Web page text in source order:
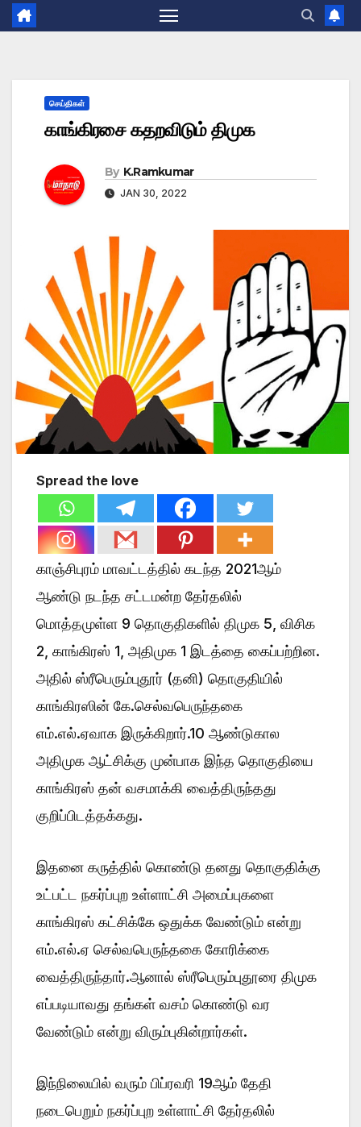
செய்திகள்
காங்கிரசை கதறவிடும் திமுக
By K.Ramkumar
JAN 30, 2022
Spread the love
காஞ்சிபுரம் மாவட்டத்தில் கடந்த 2021ஆம்
ஆண்டு நடந்த சட்டமன்ற தேர்தலில்
மொத்தமுள்ள 9 தொகுதிகளில் திமுக 5, விசிக
2, காங்கிரஸ் 1, அதிமுக 1 இடத்தை கைப்பற்றின.
அதில் ஸ்ரீபெரும்புதூர் (தனி) தொகுதியில்
காங்கிரஸின் கே.செல்வபெருந்தகை
எம்.எல்.ஏவாக இருக்கிறார்.10 ஆண்டுகால
அதிமுக ஆட்சிக்கு முன்பாக இந்த தொகுதியை
காங்கிரஸ் தன் வசமாக்கி வைத்திருந்தது
குறிப்பிடத்தக்கது.
இதனை கருத்தில் கொண்டு தனது தொகுதிக்கு
உட்பட்ட நகர்ப்புற உள்ளாட்சி அமைப்புகளை
காங்கிரஸ் கட்சிக்கே ஒதுக்க வேண்டும் என்று
எம்.எல்.ஏ செல்வபெருந்தகை கோரிக்கை
வைத்திருந்தார்.ஆனால் ஸ்ரீபெரும்புதூரை திமுக
எப்படியாவது தங்கள் வசம் கொண்டு வர
வேண்டும் என்று விரும்புகின்றார்கள்.
இந்நிலையில் வரும் பிப்ரவரி 19ஆம் தேதி
நடைபெறும் நகர்ப்புற உள்ளாட்சி தேர்தலில்